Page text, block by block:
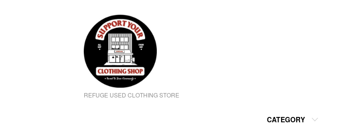
REFUGE USED CLOTHING STORE
CATEGORY